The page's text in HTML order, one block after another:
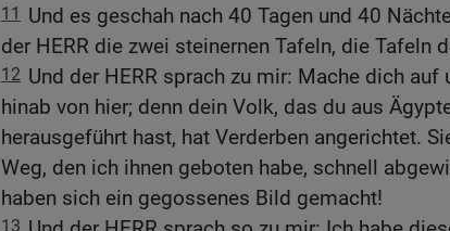
11
Und es geschah nach 40 Tagen und 40
der HERR die zwei steinernen Tafeln, die Tafeln
12 Und der HERR sprach zu mir: Mache dich auf
hinab von hier; denn dein Volk, das du aus
herausgeführt hast, hat Verderben angerichtet.
Weg, den ich ihnen geboten habe, schnell
haben sich ein gegossenes Bild gemacht!
13